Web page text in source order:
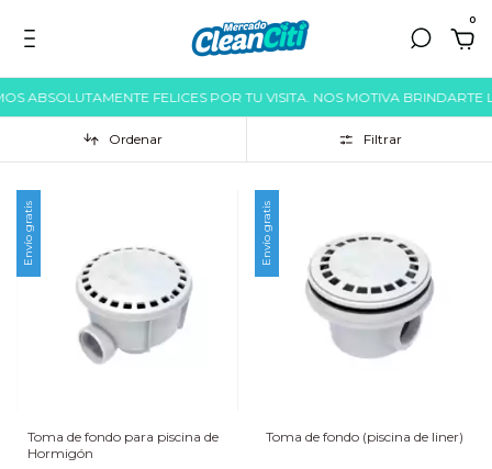
0
ABSOLUTAMENTE FELICES POR TU VISITA. NOS MOTIVA
Ordenar Filtrar
Envío gratis
Toma de fondo para piscina de
Hormigón
Envío gratis
Toma de fondo (piscina de liner)